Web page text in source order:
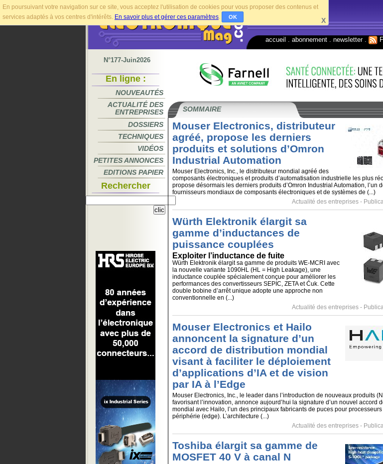
En poursuivant votre navigation sur ce site, vous acceptez l'utilisation de cookies pour vous proposer des contenus et
services adaptés à vos centres d'intérêts. En savoir plus et gérer ces paramètres. OK X
accueil abonnement newsletter.
N°177-Juin2026
En ligne :
NOUVEAUTÉS
ACTUALITÉ DES
ENTREPRISES
DOSSIERS
TECHNIQUES
VIDÉOS
PETITES ANNONCES
EDITIONS PAPIER
Rechercher
SOMMAIRE
Mouser Electronics, distributeur
agréé, propose les derniers
produits et solutions d’Omron
Industrial Automation
Mouser Electronics, Inc., le distributeur mondial agréé des
composants électroniques et produits d’automatisation industrielle les plus
propose désormais les derniers produits d’Omron Industrial Automation, l’un
fournisseurs mondiaux de composants électroniques et de systèmes de (...)
Actualité des entreprises -
Würth Elektronik élargit sa
gamme d’inductances de
puissance couplées
Exploiter l’inductance de fuite
Würth Elektronik élargit sa gamme de produits WE-MCRI avec
la nouvelle variante 1090HL (HL = High Leakage), une
inductance couplée spécialement conçue pour améliorer les
performances des convertisseurs SEPIC, ZETA et Ćuk. Cette
double bobine d’arrêt unique adopte une approche non
conventionnelle en (...)
Actualité des entreprises -
Mouser Electronics et Hailo
annoncent la signature d’un
accord de distribution mondial
visant à faciliter le déploiement
d’applications d’IA et de vision
par IA à l’Edge
Mouser Electronics, Inc., le leader dans l’introduction de nouveaux produits
favorisant l’innovation, annonce aujourd’hui la signature d’un nouvel accord
mondial avec Hailo, l’un des principaux fabricants de puces pour processeurs
périphérie (edge). L’architecture (...)
Actualité des entreprises -
Toshiba élargit sa gamme de
MOSFET 40 V à canal N